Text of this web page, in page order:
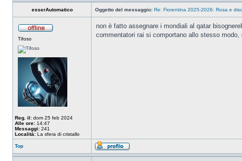
esserAutomatico Oggetto del messaggio: Re: Fiorentina 2025-2026: Rosa e
Tifoso
Reg. il: dom 25 feb 2024
Alle ore: 14:47
Messaggi: 241
Località: La sfera di cristallo
non è fatto assegnare i mondiali al qatar
commentatori rai si comportano allo stesso
Top